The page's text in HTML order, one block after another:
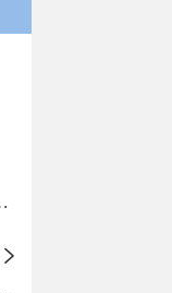
指南